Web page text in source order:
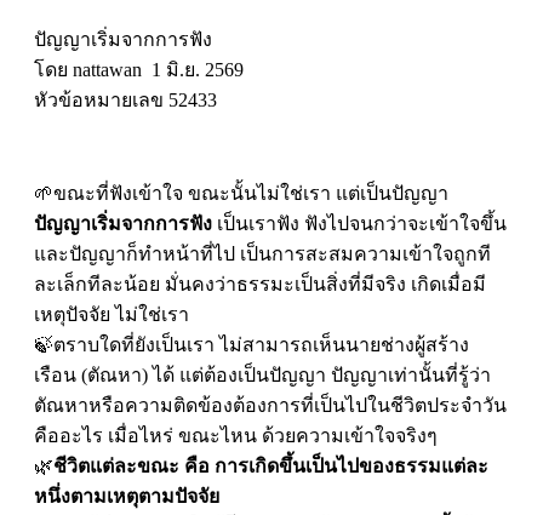
ปัญญาเริ่มจากการฟัง
โดย nattawan 1 มิ.ย. 2569
หัวข้อหมายเลข 52433
🌱ขณะที่ฟังเข้าใจ ขณะนั้นไม่ใช่เรา แต่เป็นปัญญา
ปัญญาเริ่มจากการฟัง เป็นเราฟัง ฟังไปจนกว่าจะเข้าใจขึ้น
และปัญญาก็ทำหน้าที่ไป เป็นการสะสมความเข้าใจถูกที
ละเล็กทีละน้อย มั่นคงว่าธรรมะเป็นสิ่งที่มีจริง เกิดเมื่อมี
เหตุปัจจัย ไม่ใช่เรา
🍃ตราบใดที่ยังเป็นเรา ไม่สามารถเห็นนายช่างผู้สร้าง
เรือน (ตัณหา) ได้ แต่ต้องเป็นปัญญา ปัญญาเท่านั้นที่รู้ว่า
ตัณหาหรือความติดข้องต้องการที่เป็นไปในชีวิตประจำวัน
คืออะไร เมื่อไหร่ ขณะไหน ด้วยความเข้าใจจริงๆ
🌿ชีวิตแต่ละขณะ คือ การเกิดขึ้นเป็นไปของธรรมแต่ละ
หนึ่งตามเหตุตามปัจจัย